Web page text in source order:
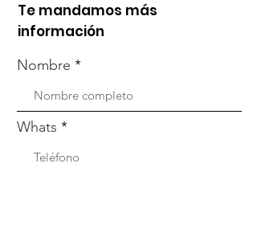
Te mandamos más
información
Nombre
Whats